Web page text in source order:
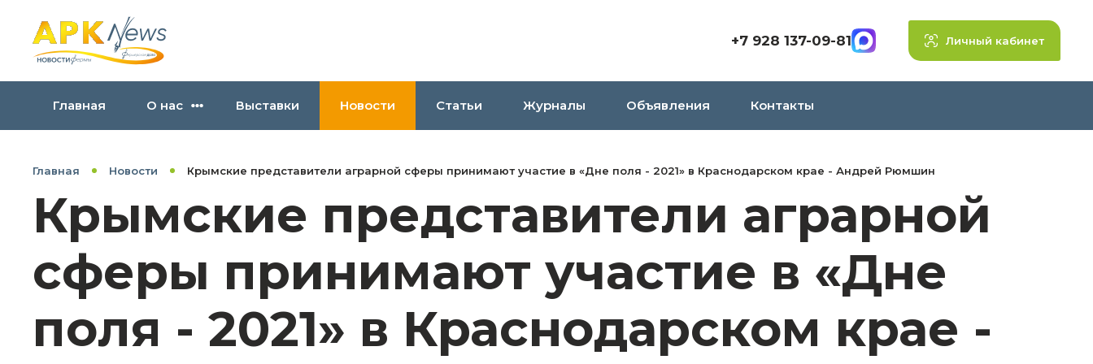
+7 928 137-09-81 Личный кабинет
Главная О нас Выставки Новости Статьи Журналы Объявления Контакты
Главная Новости Крымские представители аграрной сферы принимают участие в «Дне поля - 2021» в Краснодарском крае - Андрей Рюмшин
Крымские представители аграрной
сферы принимают участие в «Дне
поля - 2021» в Краснодарском крае -